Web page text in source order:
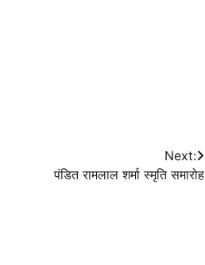
Next:
पंडित रामलाल शर्मा स्मृति समारोह